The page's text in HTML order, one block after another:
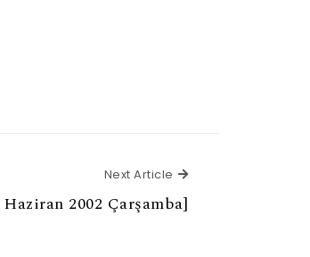
Next Article Next Article
2002 Çarşamba]